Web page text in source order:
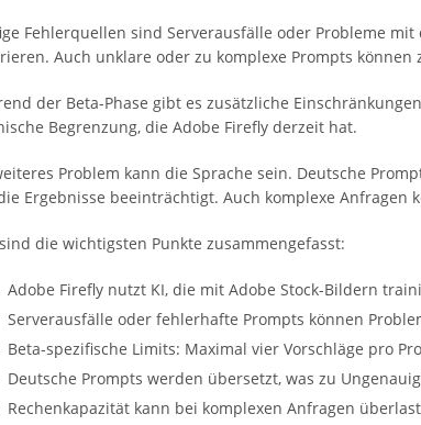
Fehlerquellen sind Serverausfälle oder Probleme
Auch unklare oder zu komplexe Prompts
der Beta-Phase gibt es zusätzliche
Begrenzung, die Adobe Firefly derzeit hat.
Problem kann die Sprache sein. Deutsche
Ergebnisse beeinträchtigt. Auch komplexe
die wichtigsten Punkte zusammengefasst:
Adobe Firefly nutzt KI, die mit Adobe Stock-Bildern
Serverausfälle oder fehlerhafte Prompts können
Beta-spezifische Limits: Maximal vier Vorschläge pro
Deutsche Prompts werden übersetzt, was zu
Rechenkapazität kann bei komplexen Anfragen